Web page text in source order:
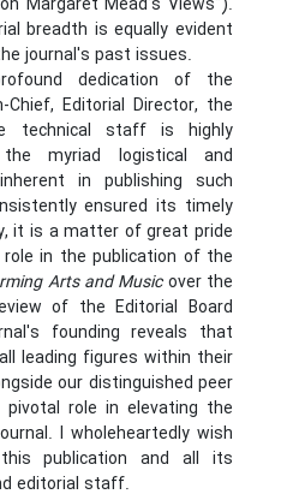
breadth is equally evident
journal's past issues.
dedication of the
Chief, Editorial Director, the
technical staff is highly
the myriad logistical and
in publishing such
ensured its timely
it is a matter of great pride
in the publication of the
Arts and Musicover the
of the Editorial Board
founding reveals that
leading figures within their
our distinguished peer
pivotal role in elevating the
I wholeheartedly wish
publication and all its
editorial staff.